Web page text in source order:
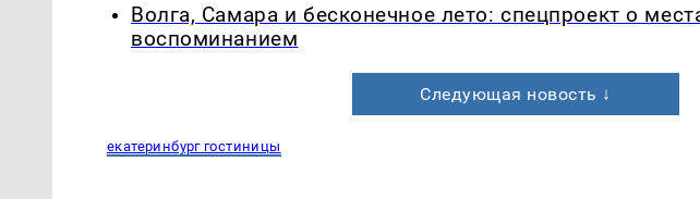
Волга, Самара и бесконечное лето: спецпроект о
воспоминанием
Следующая новость ↓
екатеринбург гостиницы